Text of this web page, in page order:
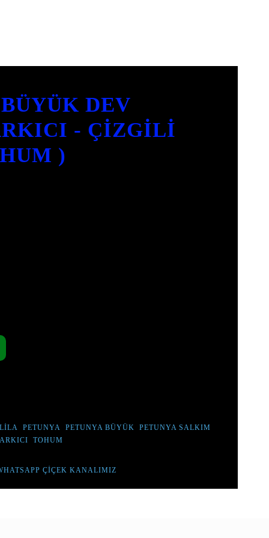
DEV
- ÇİZGİLİ
)
LILA PETUNYA PETUNYA BÜYÜK PETUNYA SALKIM
TOHUM